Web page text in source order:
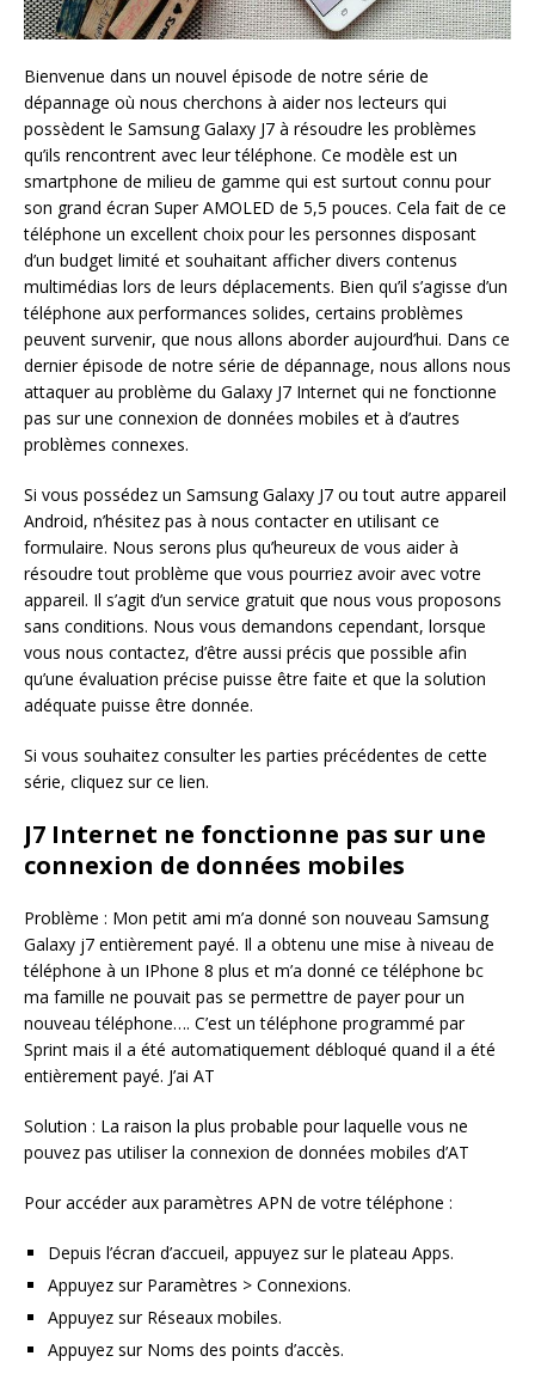
Bienvenue dans un nouvel épisode de notre série de
dépannage où nous cherchons à aider nos lecteurs qui
possèdent le Samsung Galaxy J7 à résoudre les problèmes
qu’ils rencontrent avec leur téléphone. Ce modèle est un
smartphone de milieu de gamme qui est surtout connu pour
son grand écran Super AMOLED de 5,5 pouces. Cela fait de ce
téléphone un excellent choix pour les personnes disposant
d’un budget limité et souhaitant afficher divers contenus
multimédias lors de leurs déplacements. Bien qu’il s’agisse d’un
téléphone aux performances solides, certains problèmes
peuvent survenir, que nous allons aborder aujourd’hui. Dans ce
dernier épisode de notre série de dépannage, nous allons nous
attaquer au problème du Galaxy J7 Internet qui ne fonctionne
pas sur une connexion de données mobiles et à d’autres
problèmes connexes.
Si vous possédez un Samsung Galaxy J7 ou tout autre appareil
Android, n’hésitez pas à nous contacter en utilisant ce
formulaire. Nous serons plus qu’heureux de vous aider à
résoudre tout problème que vous pourriez avoir avec votre
appareil. Il s’agit d’un service gratuit que nous vous proposons
sans conditions. Nous vous demandons cependant, lorsque
vous nous contactez, d’être aussi précis que possible afin
qu’une évaluation précise puisse être faite et que la solution
adéquate puisse être donnée.
Si vous souhaitez consulter les parties précédentes de cette
série, cliquez sur ce lien.
J7 Internet ne fonctionne pas sur une
connexion de données mobiles
Problème : Mon petit ami m’a donné son nouveau Samsung
Galaxy j7 entièrement payé. Il a obtenu une mise à niveau de
téléphone à un IPhone 8 plus et m’a donné ce téléphone bc
ma famille ne pouvait pas se permettre de payer pour un
nouveau téléphone…. C’est un téléphone programmé par
Sprint mais il a été automatiquement débloqué quand il a été
entièrement payé. J’ai AT
Solution : La raison la plus probable pour laquelle vous ne
pouvez pas utiliser la connexion de données mobiles d’AT
Pour accéder aux paramètres APN de votre téléphone :
Depuis l’écran d’accueil, appuyez sur le plateau Apps.
Appuyez sur Paramètres > Connexions.
Appuyez sur Réseaux mobiles.
Appuyez sur Noms des points d’accès.